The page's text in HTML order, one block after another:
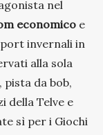
nel
economico e
invernali in
alla sola
da bob,
della Telve e
sì per i Giochi